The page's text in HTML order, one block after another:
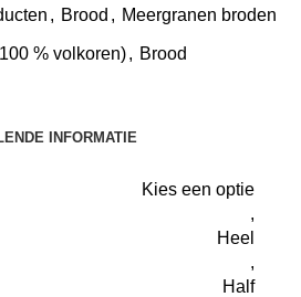
, Brood , Meergranen broden
% volkoren), Brood
INFORMATIE
Kies een optie
,
Heel
,
Half